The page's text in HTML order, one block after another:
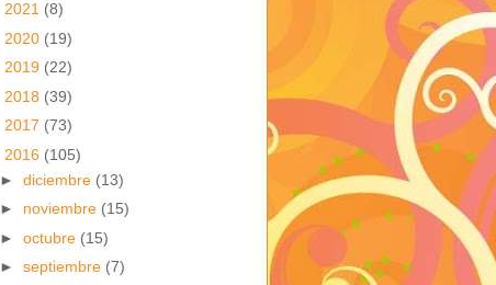
2021 (8)
2020 (19)
2019 (22)
2018 (39)
2017 (73)
2016 (105)
► diciembre (13)
► noviembre (15)
► octubre (15)
► septiembre (7)